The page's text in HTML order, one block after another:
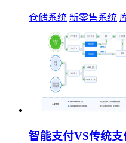
仓储系统 新零售系统
智能支付VS传统